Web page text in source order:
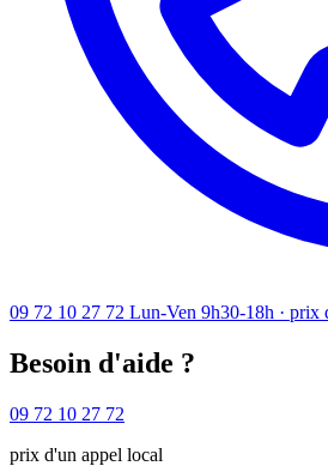
09 72 10 27 72 Lun-Ven 9h30-18h · prix
Besoin d'aide ?
09 72 10 27 72
prix d'un appel local